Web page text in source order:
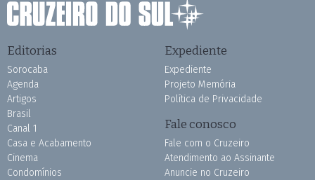
Editorias
Sorocaba
Agenda
Artigos
Brasil
Canal 1
Casa e Acabamento
Cinema
Condomínios
Expediente
Expediente
Projeto Memória
Política de Privacidade
Fale conosco
Fale com o Cruzeiro
Atendimento ao Assinante
Anuncie no Cruzeiro